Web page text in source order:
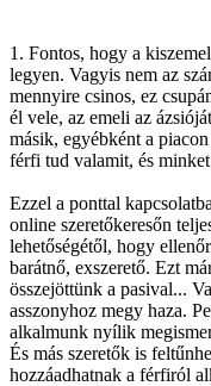
1. Fontos, hogy a
legyen. Vagyis nem az
mennyire csinos, ez
él vele, az emeli az
másik, egyébként a
férfi tud valamit, és
Ezzel a ponttal
online szeretőkeresőn
lehetőségétől, hogy
barátnő, exszerető. Ezt
összejöttünk a pasival...
asszonyhoz megy haza.
alkalmunk nyílik
És más szeretők is
hozzáadhatnak a férfiról